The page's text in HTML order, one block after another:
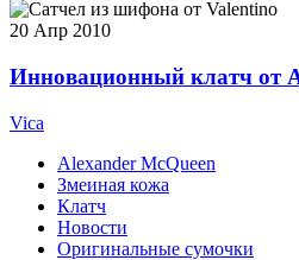
20 Апр 2010
Инновационный клатч от
Vica
Alexander McQueen
Змеиная кожа
Клатч
Новости
Оригинальные сумочки